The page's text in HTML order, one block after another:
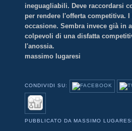
ineguagliabili. Deve raccordarsi
per rendere l'offerta competitiva.
occasione. Sembra invece già in
colpevoli di una disfatta
l'anossia.
massimo lugaresi
CONDIVIDI SU:
PUBBLICATO DA MASSIMO LUGARESI